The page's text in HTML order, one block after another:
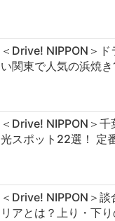
＜Drive! NIPPON＞ド
い関東で人気の浜焼き
＜Drive! NIPPON＞
光スポット22選！ 定
＜Drive! NIPPON＞
リアとは？上り・下